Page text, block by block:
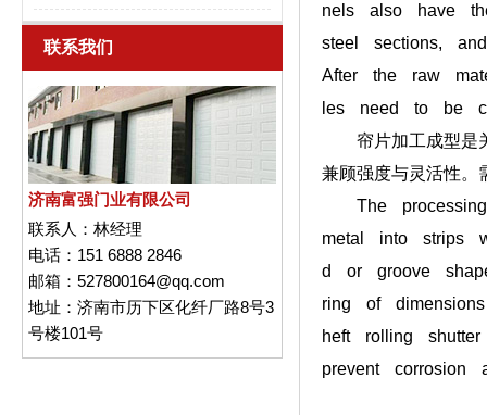
联系我们
济南富强门业有限公司
联系人： 林经理
电话： 151 6888 2846
邮箱： 527800164@qq.com
地址： 济南市历下区化纤厂路8号3
号楼101号
nels also have
steel sections,
After the raw
les need to be
帘片加工成型是关
兼顾强度与灵活性。
The processing
metal into strips
d or groove
ring of
heft rolling
prevent corrosion